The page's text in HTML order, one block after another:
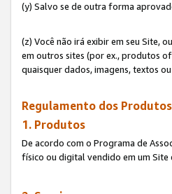
(y) Salvo se de outra forma
(z) Você não irá exibir em seu Site,
em outros sites (por ex., produtos
quaisquer dados, imagens, textos
Regulamento dos
1. Produtos
De acordo com o Programa de
físico ou digital vendido em um Site